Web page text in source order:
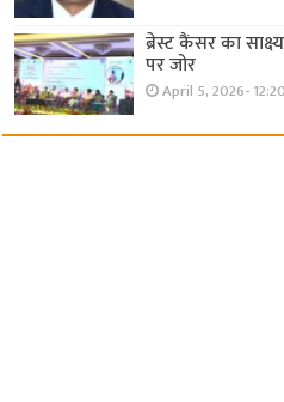
ब्रेस्ट कैंसर का
पर जोर
April 5, 2026-